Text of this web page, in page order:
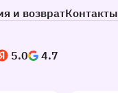
и возвратКонтакты
рейтинг:
5.0 4.7